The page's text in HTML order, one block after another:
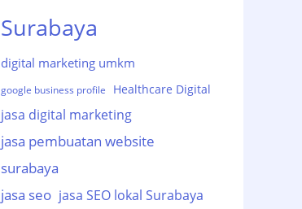
Surabaya
digital marketing umkm
google business profile Healthcare Digital
jasa digital marketing
jasa pembuatan website
surabaya
jasa seo jasa SEO lokal Surabaya